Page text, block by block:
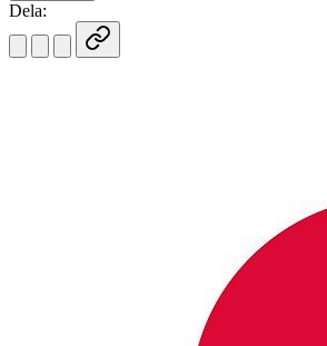
Dela: